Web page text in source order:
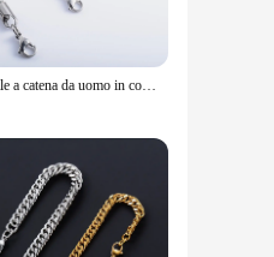
variety of sets
that can be worn
bracelets are
Bracciale a catena da uomo in corda per donna Bracciale in acciaio inossidabile Cavigliera color oro/argento Accessori per gioielli regalo con estensione